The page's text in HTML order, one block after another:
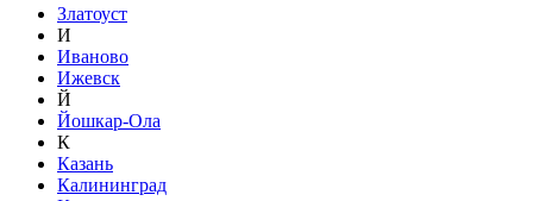
Златоуст
И
Иваново
Ижевск
Й
Йошкар-Ола
К
Казань
Калининград